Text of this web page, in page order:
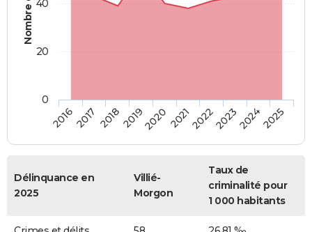
20162017 20182019202020212022202320242025
0
20
40
Délinquance en
2025
Villié-
Morgon
Taux de
criminalité pour
1 000 habitants